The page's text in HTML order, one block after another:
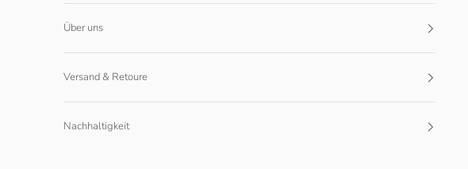
Über uns
Versand & Retoure
Nachhaltigkeit